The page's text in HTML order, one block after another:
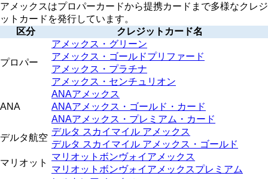
アメックスはプロパーカードから提携カードまで多様なクレジ
ットカードを発行しています。
区分
クレジットカード名
プロパー
アメックス・グリーン
アメックス・ゴールドプリファード
アメックス・プラチナ
アメックス・センチュリオン
ANA
ANAアメックス
ANAアメックス・ゴールド・カード
ANAアメックス・プレミアム・カード
デルタ航空
デルタ スカイマイル アメックス
デルタ スカイマイル アメックス・ゴールド
マリオット
マリオットボンヴォイアメックス
マリオットボンヴォイアメックスプレミアム